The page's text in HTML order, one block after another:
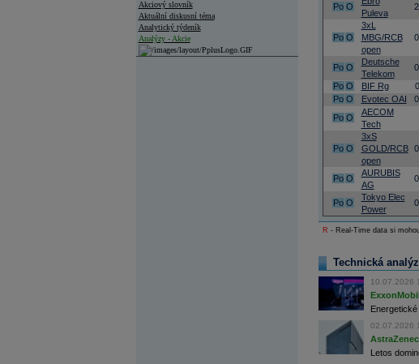
Akciový slovník
Aktuální diskusní téma
Analytický týdeník
Analýzy - Akcie
Po O
Puleva
Po O
3xL
MBG/RCB
open
Po O
Deutsche
Telekom
Po O BIF Rg
Po O Evotec OAI
Po O
AECOM
Tech
Po O
3xS
GOLD/RCB
open
Po O
AURUBIS
AG
Po O
Tokyo Elec
Power
R - Real-Time data si
Technická
10.07.2026
02.07.2026
Letos